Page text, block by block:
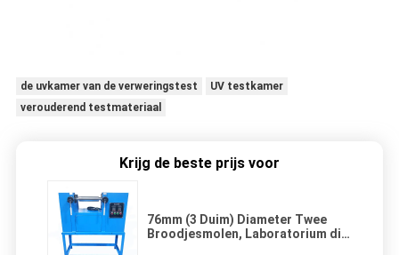
de uvkamer van de verweringstest
UV testkamer
verouderend testmateriaal
Krijg de beste prijs voor
76mm (3 Duim) Diameter Twee
Broodjesmolen, Laboratorium die